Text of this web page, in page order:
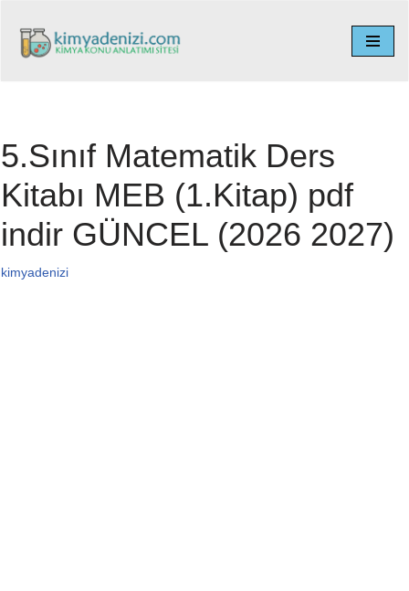
İçeriğe
5.Sınıf Matematik Ders
Kitabı MEB (1.Kitap) pdf
indir GÜNCEL (2026 2027)
kimyadenizi